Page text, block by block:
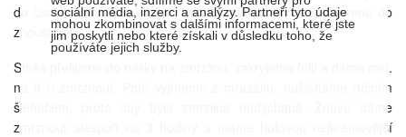
do čistého rendlíku. Vaříme cca 20 min na mírném plamenu do
zhoustnutí.
Směs přelijeme do misky na zmrzlinu, zakryjeme fólií a dáme min.
na 8 h zmrznout. Poté vyjmeme z mrazáku, našleháme ručním
šlehačem, proto aby byla zmrzlina nadýchaná. Znovu dáme
zmrznout alespoň na 3 hodiny a máme hotovou nejkrémovější
sociální média, inzerci a analýzy. Partneři tyto údaje
mohou zkombinovat s dalšími informacemi, které jste
jim poskytli nebo které získali v důsledku toho, že
používáte jejich služby.